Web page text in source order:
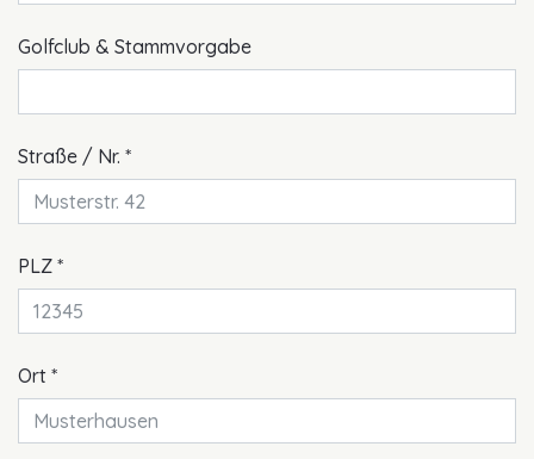
Golfclub & Stammvorgabe
Pflichtfeld
Straße / Nr. *
Pflichtfeld
PLZ *
Pflichtfeld
Ort *